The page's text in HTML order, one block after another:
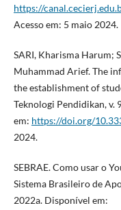
https://
Acesso em: 5 maio 2024.
SARI, Kharisma Harum;
Muhammad Arief. The
the establishment of
Teknologi Pendidikan, v.
em: https://doi.org/
2024.
SEBRAE. Como usar o
Sistema Brasileiro de
2022a. Disponível em: